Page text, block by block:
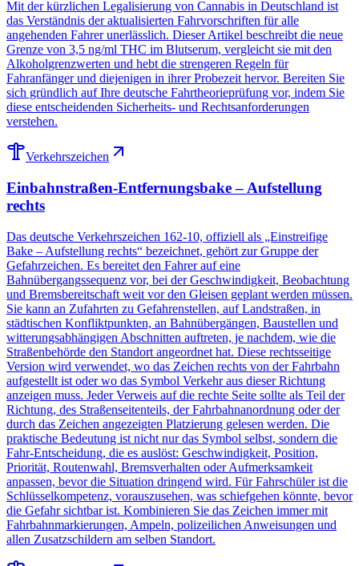
Mit der kürzlichen Legalisierung von Cannabis in Deutschland ist
das Verständnis der aktualisierten Fahrvorschriften für alle
angehenden Fahrer unerlässlich. Dieser Artikel beschreibt die neue
Grenze von 3,5 ng/ml THC im Blutserum, vergleicht sie mit den
Alkoholgrenzwerten und hebt die strengeren Regeln für
Fahranfänger und diejenigen in ihrer Probezeit hervor. Bereiten Sie
sich gründlich auf Ihre deutsche Fahrtheorieprüfung vor, indem Sie
diese entscheidenden Sicherheits- und Rechtsanforderungen
verstehen.
Verkehrszeichen
Einbahnstraßen-Entfernungsbake – Aufstellung
rechts
Das deutsche Verkehrszeichen 162-10, offiziell als „Einstreifige
Bake – Aufstellung rechts“ bezeichnet, gehört zur Gruppe der
Gefahrzeichen. Es bereitet den Fahrer auf eine
Bahnübergangssequenz vor, bei der Geschwindigkeit, Beobachtung
und Bremsbereitschaft weit vor den Gleisen geplant werden müssen.
Sie kann an Zufahrten zu Gefahrenstellen, auf Landstraßen, in
städtischen Konfliktpunkten, an Bahnübergängen, Baustellen und
witterungsabhängigen Abschnitten auftreten, je nachdem, wie die
Straßenbehörde den Standort angeordnet hat. Diese rechtsseitige
Version wird verwendet, wo das Zeichen rechts von der Fahrbahn
aufgestellt ist oder wo das Symbol Verkehr aus dieser Richtung
anzeigen muss. Jeder Verweis auf die rechte Seite sollte als Teil der
Richtung, des Straßenseitenteils, der Fahrbahnanordnung oder der
durch das Zeichen angezeigten Platzierung gelesen werden. Die
praktische Bedeutung ist nicht nur das Symbol selbst, sondern die
Fahr-Entscheidung, die es auslöst: Geschwindigkeit, Position,
Priorität, Routenwahl, Bremsverhalten oder Aufmerksamkeit
anpassen, bevor die Situation dringend wird. Für Fahrschüler ist die
Schlüsselkompetenz, vorauszusehen, was schiefgehen könnte, bevor
die Gefahr sichtbar ist. Kombinieren Sie das Zeichen immer mit
Fahrbahnmarkierungen, Ampeln, polizeilichen Anweisungen und
allen Zusatzschildern am selben Standort.